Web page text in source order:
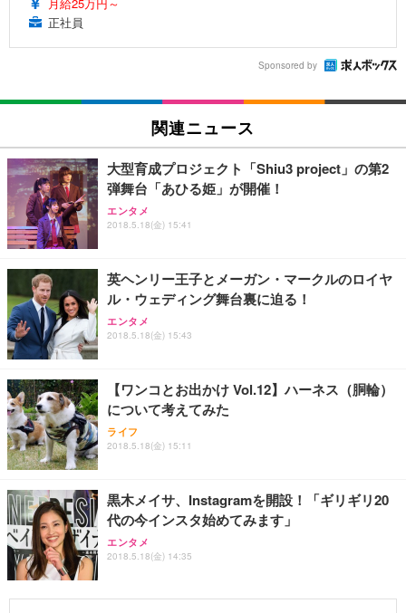
正社員
Sponsored by
関連ニュース
大型育成プロジェクト「Shiu3 project」の第2
弾舞台「あひる姫」が開催！
エンタメ
2018.5.18(金) 15:41
英ヘンリー王子とメーガン・マークルのロイヤ
ル・ウェディング舞台裏に迫る！
エンタメ
2018.5.18(金) 15:43
【ワンコとお出かけ Vol.12】ハーネス（胴輪）
について考えてみた
ライフ
2018.5.18(金) 15:11
黒木メイサ、Instagramを開設！「ギリギリ20
代の今インスタ始めてみます」
エンタメ
2018.5.18(金) 14:35